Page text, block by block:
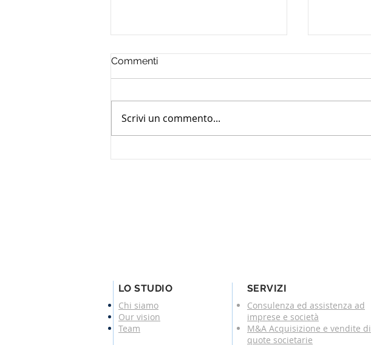
Commenti
Scrivi un commento...
LO STUDIO SERVIZI
Chi siamo
Our vision
Team
Consulenza ed assistenza ad
imprese e società
M&A Acquisizione e vendite di
quote societarie